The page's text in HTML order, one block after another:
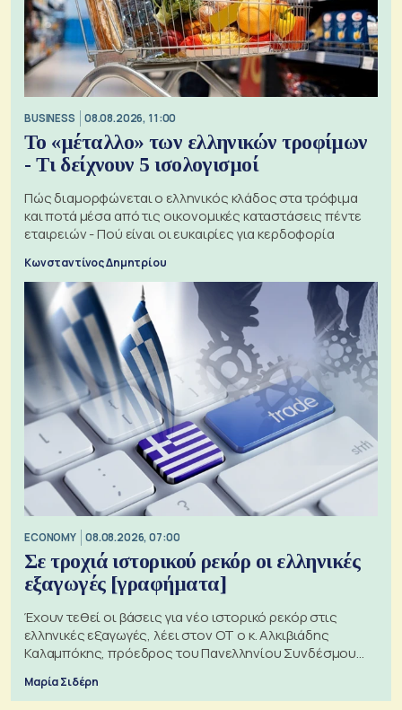
BUSINESS 08.08.2026, 11:00
Το «μέταλλο» των ελληνικών τροφίμων
- Τι δείχνουν 5 ισολογισμοί
Πώς διαμορφώνεται ο ελληνικός κλάδος στα τρόφιμα
και ποτά μέσα από τις οικονομικές καταστάσεις πέντε
εταιρειών - Πού είναι οι ευκαιρίες για κερδοφορία
Κωνσταντίνος Δημητρίου
ECONOMY 08.08.2026, 07:00
Σε τροχιά ιστορικού ρεκόρ οι ελληνικές
εξαγωγές [γραφήματα]
Έχουν τεθεί οι βάσεις για νέο ιστορικό ρεκόρ στις
ελληνικές εξαγωγές, λέει στον ΟΤ ο κ. Αλκιβιάδης
Καλαμπόκης, πρόεδρος του Πανελληνίου Συνδέσμου
Μαρία Σιδέρη